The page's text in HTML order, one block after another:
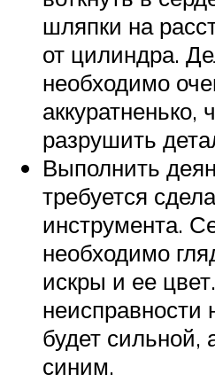
шляпки на
от цилиндра.
необходимо
аккуратненько,
разрушить
Выполнить
требуется
инструмента.
необходимо
искры и ее
неисправности
будет сильной,
синим.